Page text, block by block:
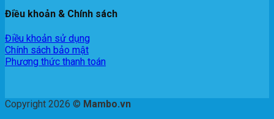
Điều khoản & Chính sách
Điều khoản sử dụng
Chính sách bảo mật
Phương thức thanh toán
Copyright 2026 © Mambo.vn